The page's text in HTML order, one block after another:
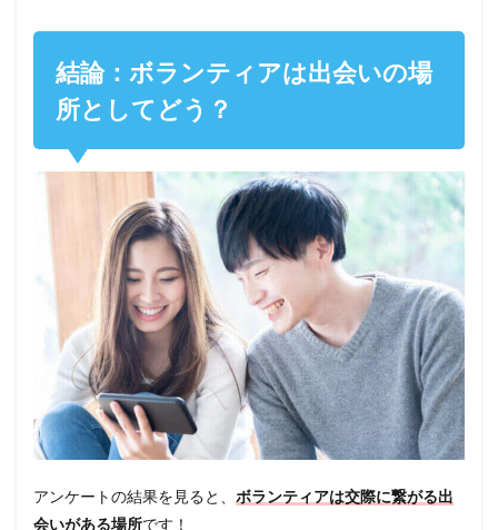
結論：ボランティアは出会いの場
所としてどう？
アンケートの結果を見ると、 ボランティアは交際に繋がる出
会いがある場所です！